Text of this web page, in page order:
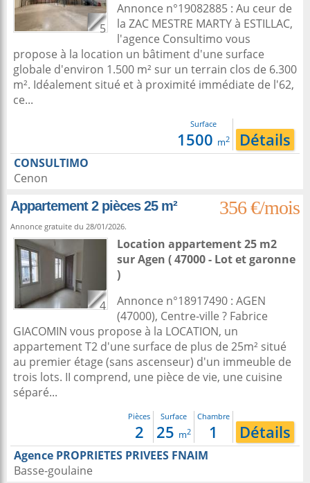
5
Annonce n°19082885 : Au ceur de
la ZAC MESTRE MARTY à ESTILLAC,
l'agence Consultimo vous
propose à la location un bâtiment d'une surface
globale d'environ 1.500 m² sur un terrain clos de 6.300
m². Idéalement situé et à proximité immédiate de l'62,
ce...
Surface
1500 m2 Détails
CONSULTIMO
Cenon
Appartement 2 pièces 25 m²
356 €/mois
Annonce gratuite du 28/01/2026.
4
Location appartement 25 m2
surAgen ( 47000 - Lot et garonne
)
Annonce n°18917490 : AGEN
(47000), Centre-ville ? Fabrice
GIACOMIN vous propose à la LOCATION, un
appartement T2 d'une surface de plus de 25m² situé
au premier étage (sans ascenseur) d'un immeuble de
trois lots. II comprend, une pièce de vie, une cuisine
séparé...
Pièces
2
Surface
25 m2
Chambre
1 Détails
Agence PROPRIETES PRIVEES FNAIM
Basse-goulaine